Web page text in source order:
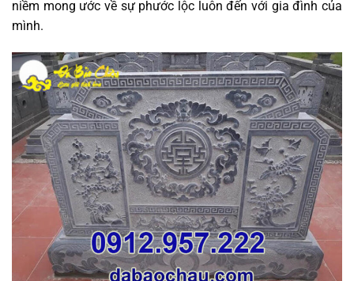
niềm mong ước về sự phước lộc luôn đến với gia đình của
mình.